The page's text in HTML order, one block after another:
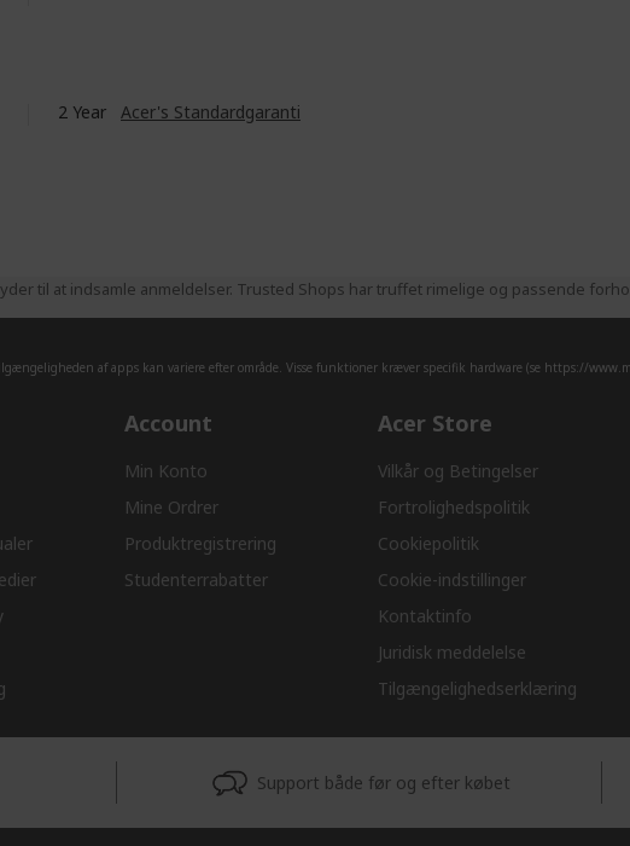
2 Year Acer's Standardgaranti
til at indsamle anmeldelser. Trusted Shops har truffet rimelige og passende
af apps kan variere efter område. Visse funktioner kræver specifik hardware (se https://
Account
Min Konto
Mine Ordrer
Produktregistrering
Studenterrabatter
Acer Store
Vilkår og Betingelser
Fortrolighedspolitik
Cookiepolitik
Cookie-indstillinger
Kontaktinfo
Juridisk meddelelse
Tilgængelighedserklæring
Support både før og efter købet